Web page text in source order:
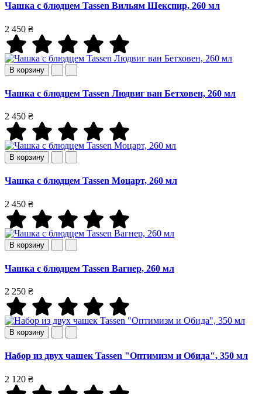
Чашка с блюдцем Tassen Вильям Шекспир, 260 мл
2 450 ₴
В корзину
Чашка с блюдцем Tassen Людвиг ван Бетховен, 260 мл
2 450 ₴
В корзину
Чашка с блюдцем Tassen Моцарт, 260 мл
2 450 ₴
В корзину
Чашка с блюдцем Tassen Вагнер, 260 мл
2 250 ₴
В корзину
Набор из двух чашек Tassen "Оптимизм и Обида", 350 мл
2 120 ₴